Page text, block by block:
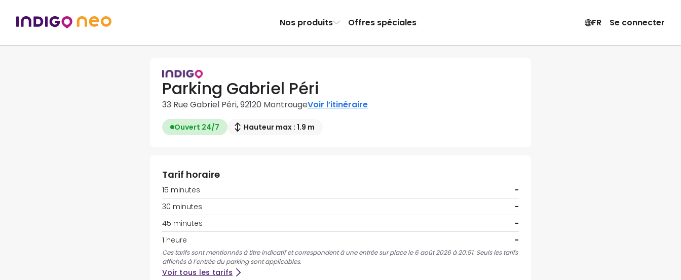
Nos produits Offres spéciales FR Se connecter
Parking Gabriel Péri
33 Rue Gabriel Péri, 92120 MontrougeVoir l’itinéraire
Ouvert 24/7 Hauteur max : 1.9 m
Tarif horaire
15 minutes
-
30 minutes
-
45 minutes
-
1 heure
-
Ces tarifs sont mentionnés à titre indicatif et correspondent à une entrée sur place le 6 août 2026 à 20:51. Seuls les tarifs
affichés à l’entrée du parking sont applicables.
Voir tous les tarifs